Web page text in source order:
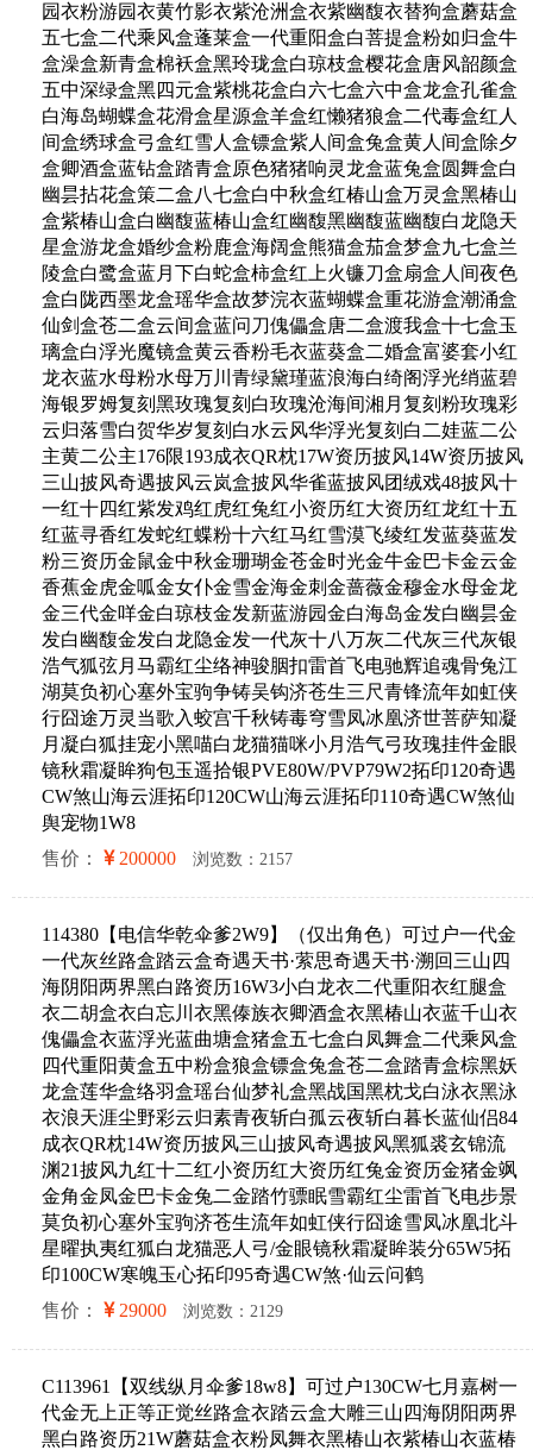
园衣粉游园衣黄竹影衣紫沧洲盒衣紫幽馥衣替狗盒蘑菇盒
五七盒二代乘风盒蓬莱盒一代重阳盒白菩提盒粉如归盒牛
盒澡盒新青盒棉袄盒黑玲珑盒白琼枝盒樱花盒唐风韶颜盒
五中深绿盒黑四元盒紫桃花盒白六七盒六中盒龙盒孔雀盒
白海岛蝴蝶盒花滑盒星源盒羊盒红懒猪狼盒二代毒盒红人
间盒绣球盒弓盒红雪人盒镖盒紫人间盒兔盒黄人间盒除夕
盒卿酒盒蓝钻盒踏青盒原色猪猪响灵龙盒蓝兔盒圆舞盒白
幽昙拈花盒策二盒八七盒白中秋盒红椿山盒万灵盒黑椿山
盒紫椿山盒白幽馥蓝椿山盒红幽馥黑幽馥蓝幽馥白龙隐天
星盒游龙盒婚纱盒粉鹿盒海阔盒熊猫盒茄盒梦盒九七盒兰
陵盒白鹭盒蓝月下白蛇盒柿盒红上火镰刀盒扇盒人间夜色
盒白陇西墨龙盒瑶华盒故梦浣衣蓝蝴蝶盒重花游盒潮涌盒
仙剑盒苍二盒云间盒蓝问刀傀儡盒唐二盒渡我盒十七盒玉
璃盒白浮光魔镜盒黄云香粉毛衣蓝葵盒二婚盒富婆套小红
龙衣蓝水母粉水母万川青绿黛瑾蓝浪海白绮阁浮光绡蓝碧
海银罗姆复刻黑玫瑰复刻白玫瑰沧海间湘月复刻粉玫瑰彩
云归落雪白贺华岁复刻白水云风华浮光复刻白二娃蓝二公
主黄二公主176限193成衣QR枕17W资历披风14W资历披风
三山披风奇遇披风云岚盒披风华雀蓝披风团绒戏48披风十
一红十四红紫发鸡红虎红兔红小资历红大资历红龙红十五
红蓝寻香红发蛇红蝶粉十六红马红雪漠飞绫红发蓝葵蓝发
粉三资历金鼠金中秋金珊瑚金苍金时光金牛金巴卡金云金
香蕉金虎金呱金女仆金雪金海金刺金蔷薇金穆金水母金龙
金三代金咩金白琼枝金发新蓝游园金白海岛金发白幽昙金
发白幽馥金发白龙隐金发一代灰十八万灰二代灰三代灰银
浩气狐弦月马霸红尘络神骏胭扣雷首飞电驰辉追魂骨兔江
湖莫负初心塞外宝驹争铸吴钩济苍生三尺青锋流年如虹侠
行囧途万灵当歌入蛟宫千秋铸毒穹雪凤冰凰济世菩萨知凝
月凝白狐挂宠小黑喵白龙猫猫咪小月浩气弓玫瑰挂件金眼
镜秋霜凝眸狗包玉遥拾银PVE80W/PVP79W2拓印120奇遇
CW煞山海云涯拓印120CW山海云涯拓印110奇遇CW煞仙
舆宠物1W8
售价：
200000 浏览数：2157
114380【电信华乾伞爹2W9】（仅出角色）可过户一代金
一代灰丝路盒踏云盒奇遇天书·萦思奇遇天书·溯回三山四
海阴阳两界黑白路资历16W3小白龙衣二代重阳衣红腿盒
衣二胡盒衣白忘川衣黑傣族衣卿酒盒衣黑椿山衣蓝千山衣
傀儡盒衣蓝浮光蓝曲塘盒猪盒五七盒白凤舞盒二代乘风盒
四代重阳黄盒五中粉盒狼盒镖盒兔盒苍二盒踏青盒棕黑妖
龙盒莲华盒络羽盒瑶台仙梦礼盒黑战国黑枕戈白泳衣黑泳
衣浪天涯尘野彩云归素青夜斩白孤云夜斩白暮长蓝仙侣84
成衣QR枕14W资历披风三山披风奇遇披风黑狐裘玄锦流
渊21披风九红十二红小资历红大资历红兔金资历金猪金飒
金角金凤金巴卡金兔二金踏竹骠眠雪霸红尘雷首飞电步景
莫负初心塞外宝驹济苍生流年如虹侠行囧途雪凤冰凰北斗
星曜执夷红狐白龙猫恶人弓/金眼镜秋霜凝眸装分65W5拓
印100CW寒魄玉心拓印95奇遇CW煞·仙云问鹤
售价：
29000 浏览数：2129
C113961【双线纵月伞爹18w8】可过户130CW七月嘉树一
代金无上正等正觉丝路盒衣踏云盒大雕三山四海阴阳两界
黑白路资历21W蘑菇盒衣粉凤舞衣黑椿山衣紫椿山衣蓝椿